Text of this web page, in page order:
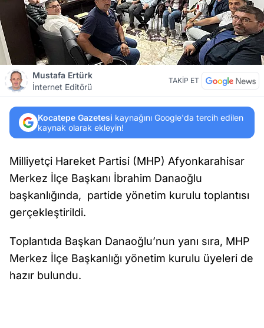
Mustafa Ertürk
İnternet Editörü
TAKİP ET
Kocatepe Gazetesi kaynağını Google'da tercih edilen
kaynak olarak ekleyin!
Milliyetçi Hareket Partisi (MHP) Afyonkarahisar
Merkez İlçe Başkanı İbrahim Danaoğlu
başkanlığında, partide yönetim kurulu toplantısı
gerçekleştirildi.
Toplantıda Başkan Danaoğlu’nun yanı sıra, MHP
Merkez İlçe Başkanlığı yönetim kurulu üyeleri de
hazır bulundu.